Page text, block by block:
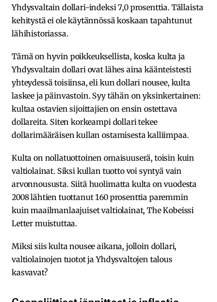
Yhdysvaltain dollari-indeksi 7,0 prosenttia. Tällaista
kehitystä ei ole käytännössä koskaan tapahtunut
lähihistoriassa.
Tämä on hyvin poikkeuksellista, koska kulta ja
Yhdysvaltain dollari ovat lähes aina käänteistesti
yhteydessä toisiinsa, eli kun dollari nousee, kulta
laskee ja päinvastoin. Syy tähän on yksinkertainen:
kultaa ostavien sijoittajien on ensin ostettava
dollareita. Siten korkeampi dollari tekee
dollarimääräisen kullan ostamisesta kalliimpaa.
Kulta on nollatuottoinen omaisuuserä, toisin kuin
valtiolainat. Siksi kullan tuotto voi syntyä vain
arvonnoususta. Siitä huolimatta kulta on vuodesta
2008 lähtien tuottanut 160 prosenttia paremmin
kuin maailmanlaajuiset valtiolainat, The Kobeissi
Letter muistuttaa.
Miksi siis kulta nousee aikana, jolloin dollari,
valtiolainojen tuotot ja Yhdysvaltojen talous
kasvavat?